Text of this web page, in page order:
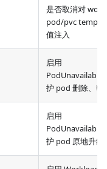
是否取消对
pod/pvc
值注入
启用
护 pod 删除、驱
启用
护 pod 原地升级